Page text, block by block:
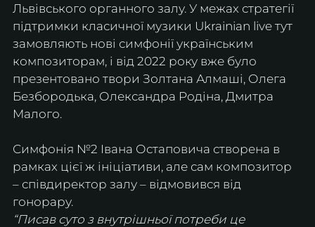
Львівського органного залу. У межах стратегії
підтримки класичної музики Ukrainian live тут
замовляють нові симфонії українським
композиторам, і від 2022 року вже було
презентовано твори Золтана Алмаші, Олега
Безбородька, Олександра Родіна, Дмитра
Малого.
Симфонія №2 Івана Остаповича створена в
рамках цієї ж ініціативи, але сам композитор
– співдиректор залу – відмовився від
гонорару.
“Писав суто з внутрішньої потреби це